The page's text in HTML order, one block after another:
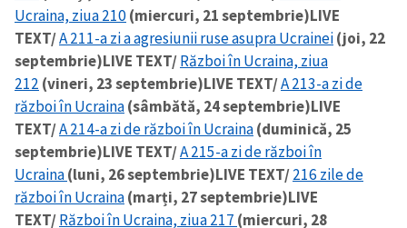
Ucraina, ziua 210(miercuri, 21 septembrie)LIVE
TEXT/A 211-a zi a agresiunii ruse asupra Ucrainei(joi, 22
septembrie)LIVE TEXT/Război în Ucraina, ziua
212 (vineri, 23 septembrie)LIVE TEXT/A 213-a zi de
război în Ucraina(sâmbătă, 24 septembrie)LIVE
TEXT/A 214-a zi de război în Ucraina(duminică, 25
septembrie)LIVE TEXT/A 215-a zi de război în
Ucraina(luni, 26 septembrie)LIVE TEXT/216 zile de
război în Ucraina(marți, 27 septembrie)LIVE
TEXT/Război în Ucraina, ziua 217 (miercuri, 28